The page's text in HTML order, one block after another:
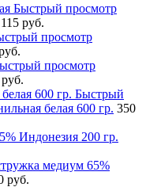
Быстрый просмотр
115 руб.
просмотр
просмотр
Быстрый
белая 600 гр. 350
медиум 65%
руб.